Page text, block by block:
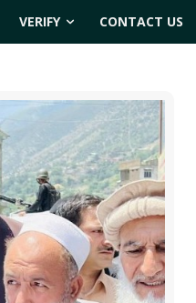
VERIFY CONTACT US